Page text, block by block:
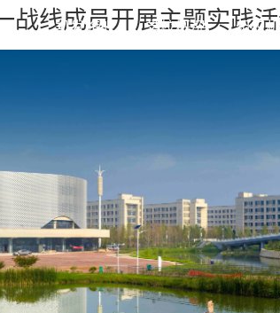
线成员开展主题实践
凯发旗舰 学校概况 组织